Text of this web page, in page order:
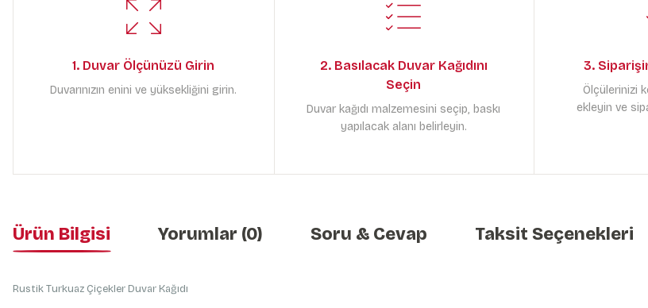
1. Duvar Ölçünüzü Girin
Duvarınızın enini ve yüksekliğini girin.
2. Basılacak Duvar Kağıdını
Seçin
Duvar kağıdı malzemesini seçip, baskı
yapılacak alanı belirleyin.
3.
Ölçülerinizi
ekleyin ve
Ürün Bilgisi Yorumlar (0) Soru & Cevap Taksit Seçenekleri
Rustik Turkuaz Çiçekler Duvar Kağıdı